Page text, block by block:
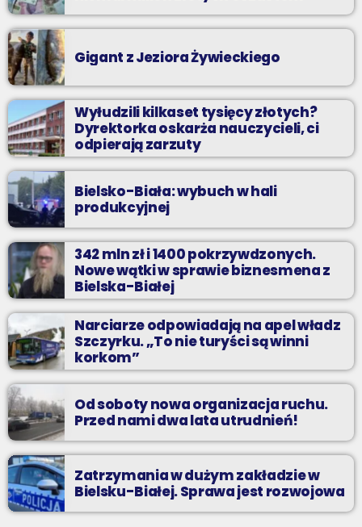
Gigant z Jeziora Żywieckiego
Wyłudzili kilkaset tysięcy złotych?
Dyrektorka oskarża nauczycieli, ci
odpierają zarzuty
Bielsko-Biała: wybuch w hali
produkcyjnej
342 mln zł i 1400 pokrzywdzonych.
Nowe wątki w sprawie biznesmena z
Bielska-Białej
Narciarze odpowiadają na apel władz
Szczyrku. „To nie turyści są winni
korkom”
Od soboty nowa organizacja ruchu.
Przed nami dwa lata utrudnień!
Zatrzymania w dużym zakładzie w
Bielsku-Białej. Sprawa jest rozwojowa